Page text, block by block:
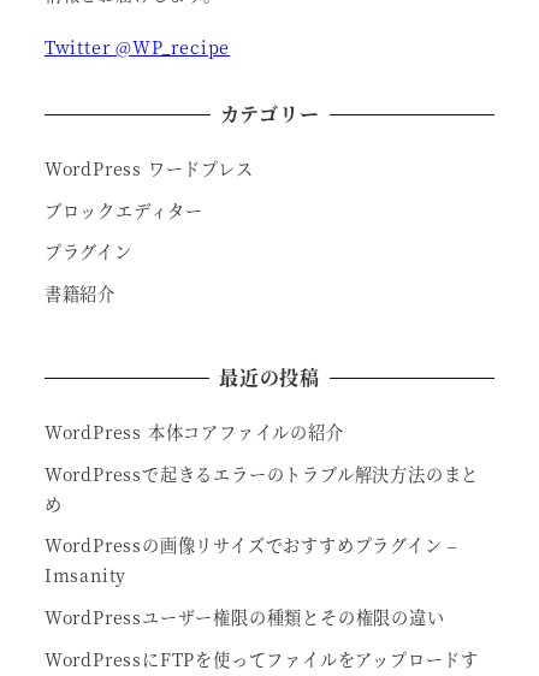
Twitter @WP_recipe
カテゴリー
WordPress ワードプレス
ブロックエディター
プラグイン
書籍紹介
最近の投稿
WordPress 本体コアファイルの紹介
WordPressで起きるエラーのトラブル解決方法のまと
め
WordPressの画像リサイズでおすすめプラグイン –
Imsanity
WordPressユーザー権限の種類とその権限の違い
WordPressにFTPを使ってファイルをアップロードす